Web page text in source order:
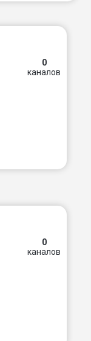
0
каналов
0
каналов